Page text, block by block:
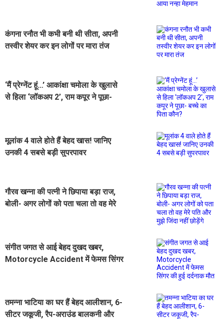
कंगना रनौत भी कभी बनी थी सीता, अपनी
तस्वीर शेयर कर इन लोगों पर मारा तंज
‘मैं प्रेग्नेंट हूं…’ आकांक्षा चमोला के खुलासे
से हिला ‘लॉकअप 2’, राम कपूर ने पूछा-
मूलांक 4 वाले होते हैं बेहद खास! जानिए
उनकी 4 सबसे बड़ी सुपरपावर
गौरव खन्ना की पत्नी ने छिपाया बड़ा राज,
बोली- अगर लोगों को पता चला तो वह मेरे
संगीत जगत से आई बेहद दुखद खबर,
Motorcycle Accident में फेमस सिंगर
तमन्ना भाटिया का घर हैं बेहद आलीशान, 6-
सीटर जकूजी, रैप-अराउंड बालकनी और